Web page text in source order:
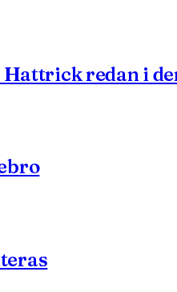
redan i